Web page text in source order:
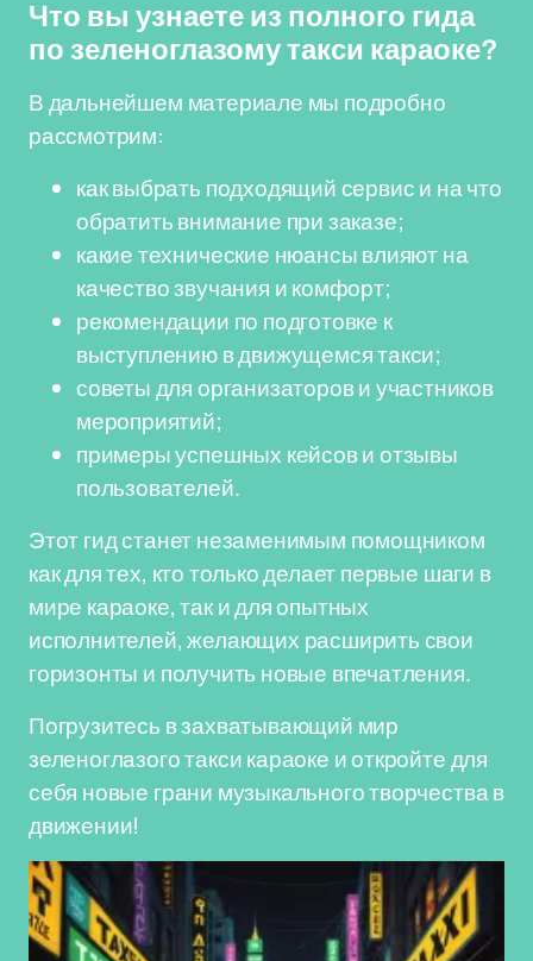
Что вы узнаете из полного гида
по зеленоглазому такси караоке?
В дальнейшем материале мы подробно
рассмотрим:
как выбрать подходящий сервис и на что
обратить внимание при заказе;
какие технические нюансы влияют на
качество звучания и комфорт;
рекомендации по подготовке к
выступлению в движущемся такси;
советы для организаторов и участников
мероприятий;
примеры успешных кейсов и отзывы
пользователей.
Этот гид станет незаменимым помощником
как для тех, кто только делает первые шаги в
мире караоке, так и для опытных
исполнителей, желающих расширить свои
горизонты и получить новые впечатления.
Погрузитесь в захватывающий мир
зеленоглазого такси караоке и откройте для
себя новые грани музыкального творчества в
движении!